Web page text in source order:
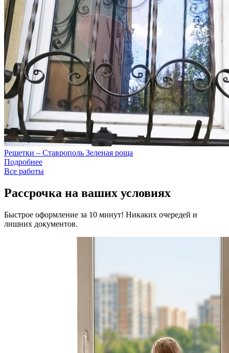
Решетки – Ставрополь Зеленая роща
Подробнее
Все работы
Рассрочка на ваших условиях
Быстрое оформление за 10 минут! Никаких очередей и
лишних документов.